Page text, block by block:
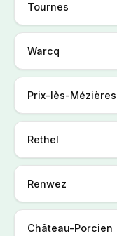
Tournes
Warcq
Prix-lès-Mézières
Rethel
Renwez
Château-Porcien